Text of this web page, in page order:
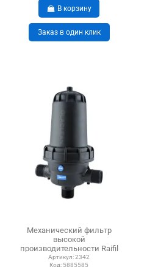
В корзину
Заказ в один клик
Механический фильтр
высокой
производительности Raifil
Glaclean G200D80NB130
Артикул:2342
Код: 5885585